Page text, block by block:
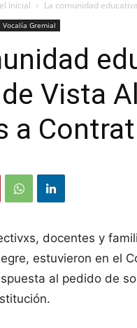
Inicial La comunidad
Vocalía Gremial
de Vista
a
docentes y
estuvieron en el
al pedido de